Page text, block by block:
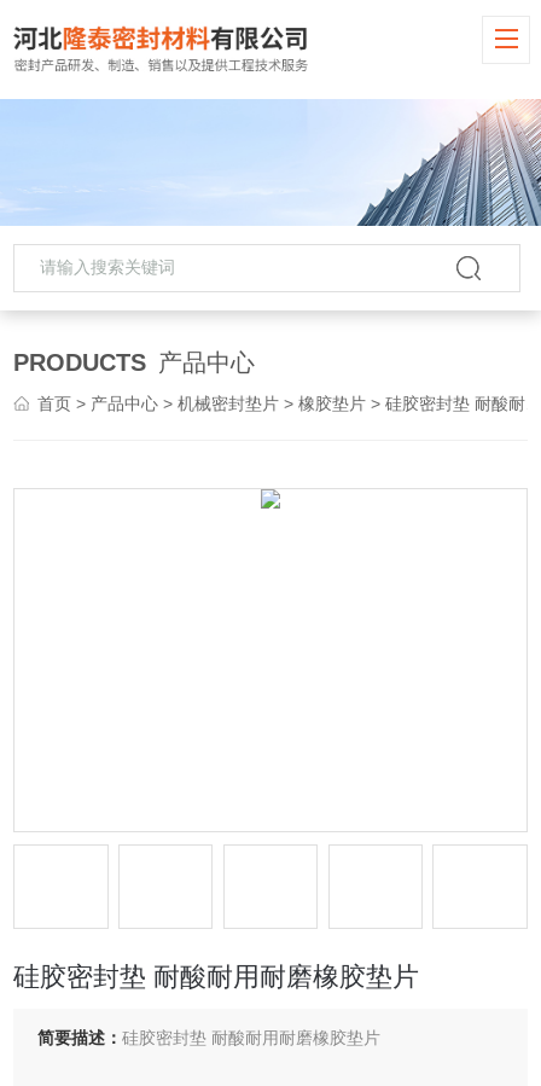
PRODUCTS 产品中心
首页 > 产品中心 >机械密封垫片 >橡胶垫片 > 硅胶密封垫 耐酸耐用耐磨橡胶垫片
硅胶密封垫 耐酸耐用耐磨橡胶垫片
简要描述：硅胶密封垫 耐酸耐用耐磨橡胶垫片